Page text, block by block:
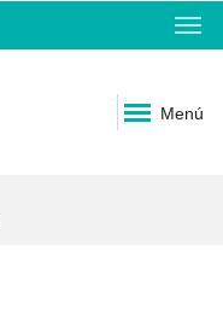
Menú